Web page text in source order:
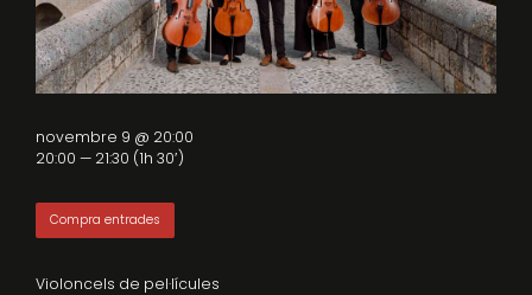
Violoncels de pel·lícules
novembre 9 @ 20:00
20:00 — 21:30 (1h 30′)
Compra entrades